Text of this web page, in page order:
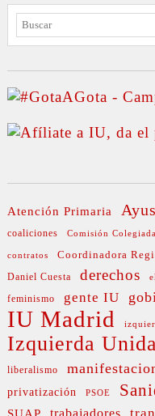
BUSCAR
Atención Primaria
coaliciones Comisión Colegiada
contratos Coordinadora
Daniel Cuesta derechos
feminismo gente IU
IU Madrid
Izquierda
liberalismo
privatización PSOE
SUAP trabajadores